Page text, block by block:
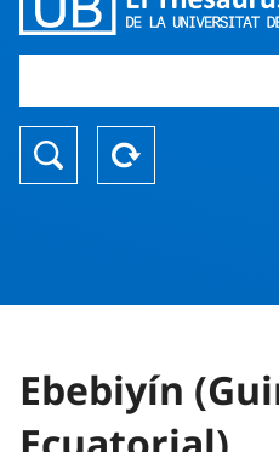
Ebebiyín